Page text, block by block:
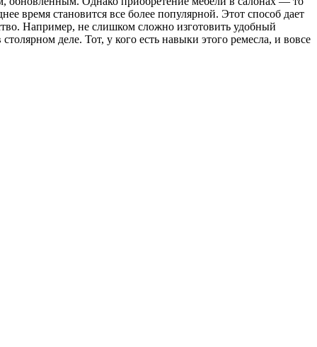
время становится все более популярной. Этот способ дает
Например, не слишком сложно изготовить удобный
деле. Тот, у кого есть навыки этого ремесла, и вовсе